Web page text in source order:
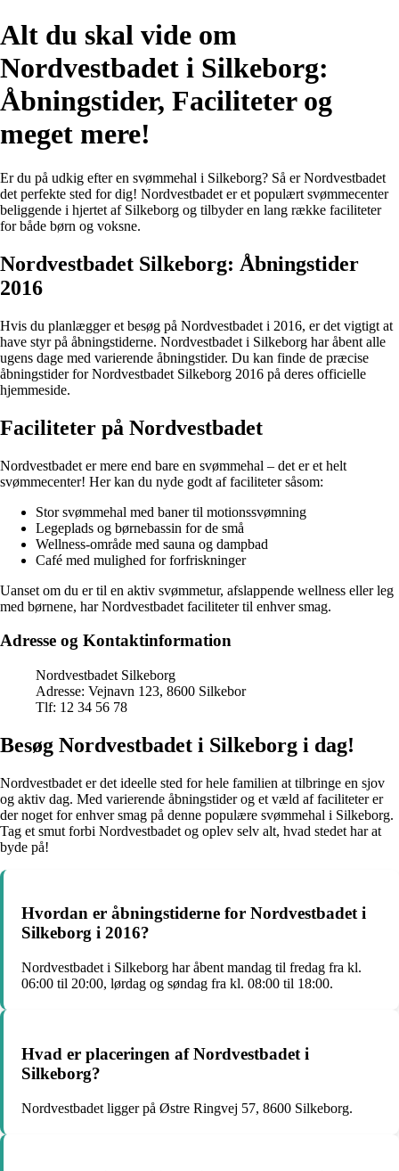
Alt du skal vide om
Nordvestbadet i Silkeborg:
Åbningstider, Faciliteter og
meget mere!
Er du på udkig efter en svømmehal i Silkeborg? Så er Nordvestbadet
det perfekte sted for dig! Nordvestbadet er et populært svømmecenter
beliggende i hjertet af Silkeborg og tilbyder en lang række faciliteter
for både børn og voksne.
Nordvestbadet Silkeborg: Åbningstider
2016
Hvis du planlægger et besøg på Nordvestbadet i 2016, er det vigtigt at
have styr på åbningstiderne. Nordvestbadet i Silkeborg har åbent alle
ugens dage med varierende åbningstider. Du kan finde de præcise
åbningstider for Nordvestbadet Silkeborg 2016 på deres officielle
hjemmeside.
Faciliteter på Nordvestbadet
Nordvestbadet er mere end bare en svømmehal – det er et helt
svømmecenter! Her kan du nyde godt af faciliteter såsom:
Stor svømmehal med baner til motionssvømning
Legeplads og børnebassin for de små
Wellness-område med sauna og dampbad
Café med mulighed for forfriskninger
Uanset om du er til en aktiv svømmetur, afslappende wellness eller leg
med børnene, har Nordvestbadet faciliteter til enhver smag.
Adresse og Kontaktinformation
Nordvestbadet Silkeborg
Adresse: Vejnavn 123, 8600 Silkebor
Tlf: 12 34 56 78
Besøg Nordvestbadet i Silkeborg i dag!
Nordvestbadet er det ideelle sted for hele familien at tilbringe en sjov
og aktiv dag. Med varierende åbningstider og et væld af faciliteter er
der noget for enhver smag på denne populære svømmehal i Silkeborg.
Tag et smut forbi Nordvestbadet og oplev selv alt, hvad stedet har at
byde på!
Hvordan er åbningstiderne for Nordvestbadet i
Silkeborg i 2016?
Nordvestbadet i Silkeborg har åbent mandag til fredag fra kl.
06:00 til 20:00, lørdag og søndag fra kl. 08:00 til 18:00.
Hvad er placeringen af Nordvestbadet i
Silkeborg?
Nordvestbadet ligger på Østre Ringvej 57, 8600 Silkeborg.